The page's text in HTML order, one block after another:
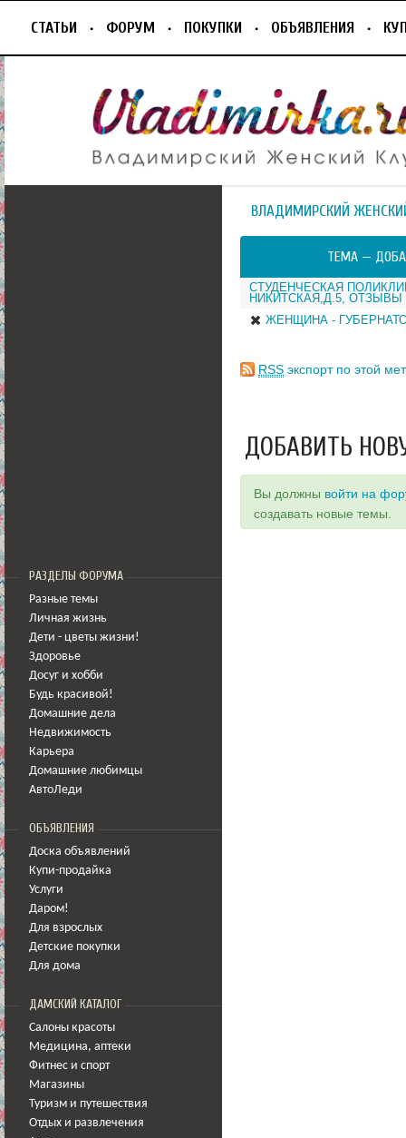
СТАТЬИ ФОРУМ ПОКУПКИ ОБЪЯВЛЕНИЯ
РАЗДЕЛЫ ФОРУМА
Разные темы
Личная жизнь
Дети - цветы жизни!
Здоровье
Досуг и хобби
Будь красивой!
Домашние дела
Недвижимость
Карьера
Домашние любимцы
АвтоЛеди
ОБЪЯВЛЕНИЯ
Доска объявлений
Купи-продайка
Услуги
Даром!
Для взрослых
Детские покупки
Для дома
ДАМСКИЙ КАТАЛОГ
Салоны красоты
Медицина, аптеки
Фитнес и спорт
Магазины
Туризм и путешествия
Отдых и развлечения
ВЛАДИМИРСКИЙ
ТЕМА —
СТУДЕНЧЕСКАЯ
НИКИТСКАЯ,Д.5, ОТЗЫВЫ
ЖЕНЩИНА -
RSS экспорт по этой
ДОБАВИТЬ
Вы должны войти на
создавать новые темы.